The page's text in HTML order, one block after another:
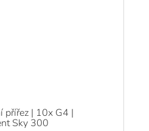
přířez | 10x G4 |
Sky 300